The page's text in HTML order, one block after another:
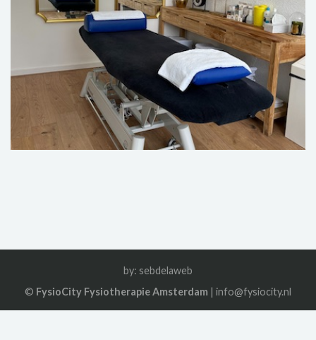
by: sebdelaweb
© FysioCity Fysiotherapie Amsterdam | info@fysiocity.nl